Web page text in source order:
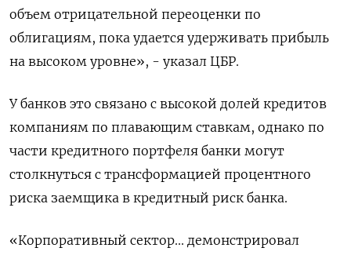
объем отрицательной переоценки по
облигациям, пока удается удерживать прибыль
на высоком уровне», - указал ЦБР.
У банков это связано с высокой долей кредитов
компаниям по плавающим ставкам, однако по
части кредитного портфеля банки могут
столкнуться с трансформацией процентного
риска заемщика в кредитный риск банка.
«Корпоративный сектор... демонстрировал